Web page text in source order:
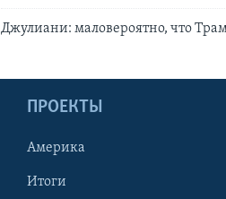
Джулиани: маловероятно, что
ПРОЕКТЫ
Америка
Итоги